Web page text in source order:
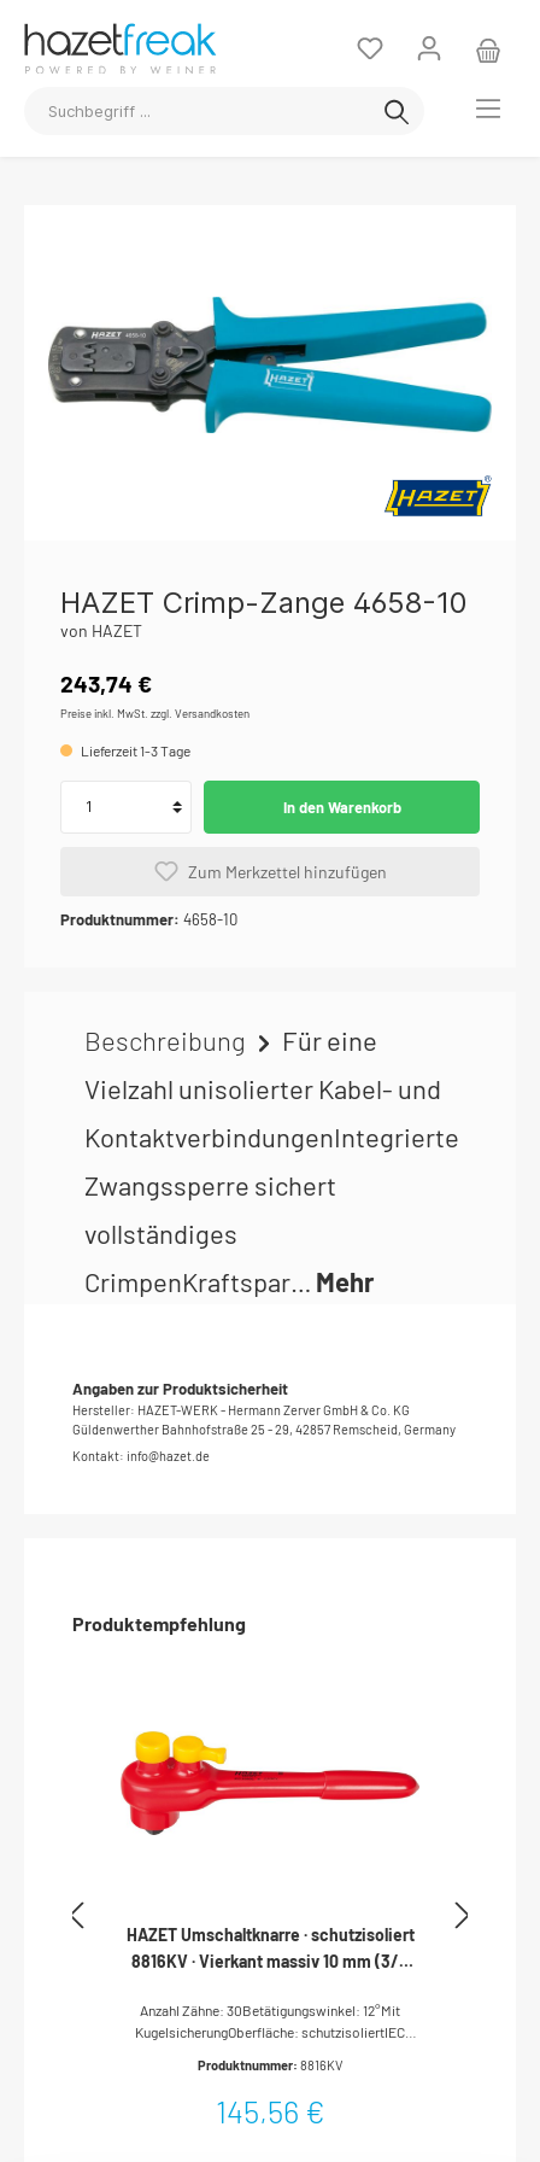
HAZET Crimp-Zange 4658-10
von HAZET
243,74 €
Preise inkl. MwSt. zzgl. Versandkosten
Lieferzeit 1-3 Tage
In den Warenkorb
Zum Merkzettel hinzufügen
Produktnummer: 4658-10
Beschreibung
Für eine
Vielzahl unisolierter Kabel- und
KontaktverbindungenIntegrierte
Zwangssperre sichert
vollständiges
CrimpenKraftspar… Mehr
Angaben zur Produktsicherheit
Hersteller: HAZET-WERK - Hermann Zerver GmbH & Co. KG
Güldenwerther Bahnhofstraße 25 - 29, 42857 Remscheid, Germany
Kontakt: info@hazet.de
Produktempfehlung
HAZET Umschaltknarre · schutzisoliert
8816KV · Vierkant massiv 10 mm (3/8
Anzahl Zähne: 30Betätigungswinkel: 12°Mit
KugelsicherungOberfläche: schutzisoliertIEC
Zoll)Abmessungen / Länge: 194
Handbetätigung
Produktnummer: 8816KV
145,56 €